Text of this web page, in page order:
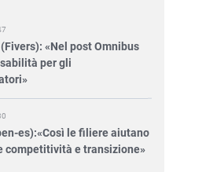
«Nel post Omnibus
per gli
es):«Così le filiere aiutano
competitività e transizione»